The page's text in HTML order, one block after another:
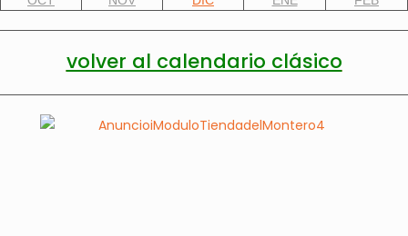
volver al calendario clásico